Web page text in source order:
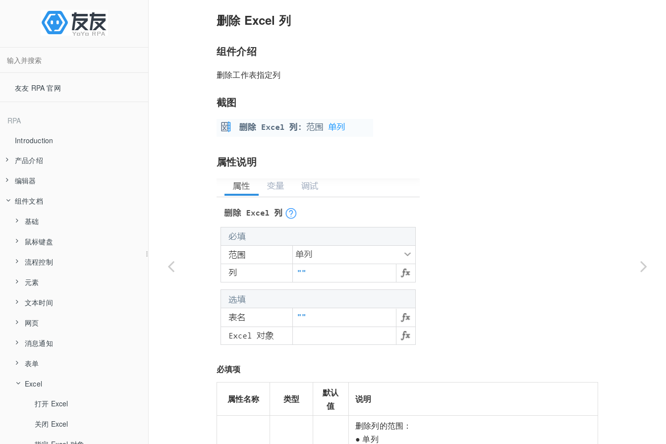
友友 RPA 官网
RPA
Introduction
产品介绍
产品优势
应用场景
产品分类
账号分类
编辑器
快速入门
界面简介
创建流程
基本概念
容器组件
通配符
逻辑表达式
流程逻辑
判断
循环
数据类型
流程组件
子流程
组件使用
常用工具
流程案例
流程示例
加入的库
浏览器插件
谷歌 Chrome
360 安全浏览器
元素探测
选择元素
智能抓取
运行
调试
日志
组件日志
发布
属性变量
基本属性
执行状态
全局变量
个人中心
个人中心
设置
快捷键
常见问题
安装
登录
运行
基础
发布
元素
组件文档
基础
声明变量
赋值
输出日志
备注
等待
随机等待
执行命令行
屏幕分辨率
执行扩展库
释放流程资源
鼠标键盘
点击元素
偏移点击
鼠标点击
鼠标位置
鼠标拖拽
移动鼠标
鼠标悬停
偏移悬停
左键按下
流程控制
if 假如
if else 假如...否则
while 条件循环
until 条件循环
for 计次循环
for each 循环
continue 跳至下次循环
break 跳出循环
元素
元素赋值
结构化数据（Windows）
智能抓取
元素坐标
提取元素文本
提取元素属性
设置元素属性
文本时间
截取文本
提取文本
替换文本
计算文本长度
去除前后空格
转为大写字母
网页
打开网址
激活浏览器窗口
等待网页加载完成
停止加载网页
网页信息
消息通知
信息对话框
文本对话框
选择文件
浏览文件夹
表单
创建表单
说明文字
文本框
Excel
打开 Excel
关闭 Excel
删除 Excel 列
组件介绍
删除工作表指定列
截图
属性说明
必填项
属性名称 类型
默认
值
说明
删除列的范围：
● 单列